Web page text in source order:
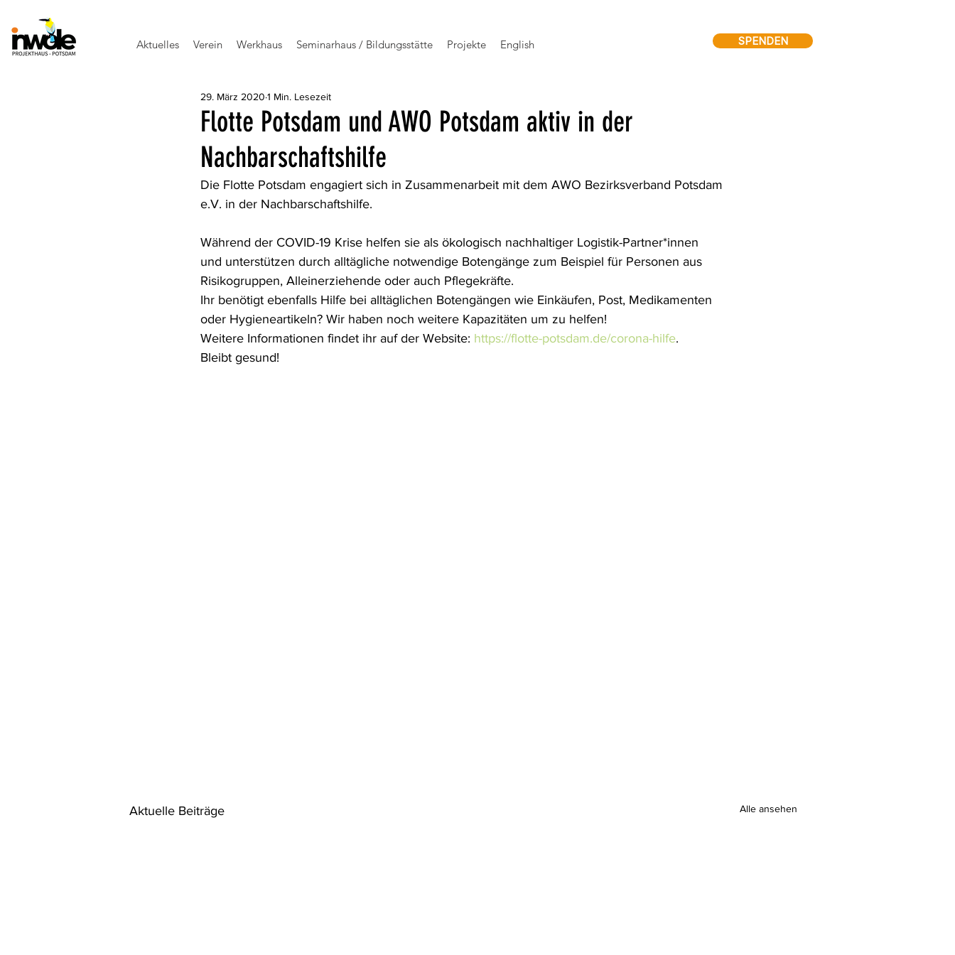
Aktuelles Verein Werkhaus Seminarhaus / Bildungsstätte Projekte English SPENDEN
Flotte Potsdam und AWO Potsdam aktiv in der
Nachbarschaftshilfe
29. März 2020 1 Min. Lesezeit
Die Flotte Potsdam engagiert sich in Zusammenarbeit mit dem AWO Bezirksverband Potsdam
e.V. in der Nachbarschaftshilfe.
Während der COVID-19 Krise helfen sie als ökologisch nachhaltiger Logistik-Partner*innen
und unterstützen durch alltägliche notwendige Botengänge zum Beispiel für Personen aus
Risikogruppen, Alleinerziehende oder auch Pflegekräfte.
Ihr benötigt ebenfalls Hilfe bei alltäglichen Botengängen wie Einkäufen, Post, Medikamenten
oder Hygieneartikeln? Wir haben noch weitere Kapazitäten um zu helfen!
Weitere Informationen findet ihr auf der Website: https://flotte-potsdam.de/corona-hilfe.
Bleibt gesund!
Aktuelle Beiträge Alle ansehen